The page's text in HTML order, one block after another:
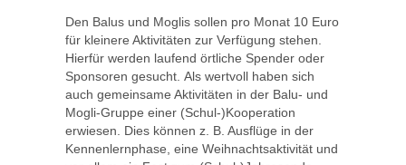
Den Balus und Moglis sollen pro Monat 10 Euro
für kleinere Aktivitäten zur Verfügung stehen.
Hierfür werden laufend örtliche Spender oder
Sponsoren gesucht. Als wertvoll haben sich
auch gemeinsame Aktivitäten in der Balu- und
Mogli-Gruppe einer (Schul-)Kooperation
erwiesen. Dies können z. B. Ausflüge in der
Kennenlernphase, eine Weihnachtsaktivität und